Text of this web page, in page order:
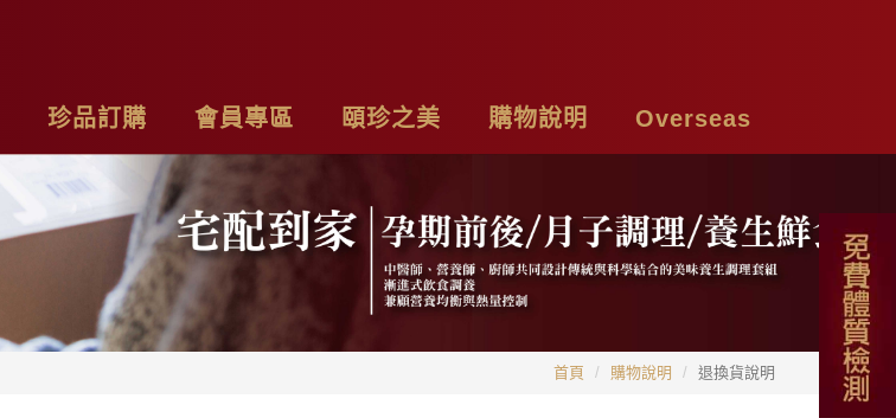
珍品訂購 會員專區
基本資料
購物車
我的訂單
頤珍之美
聯絡我們
隱私權聲明
購物說明
付款方式
Overseas
Tea Bags
首頁 購物說明 退換貨說明